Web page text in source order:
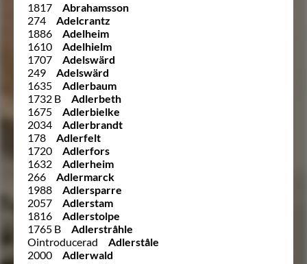
1817
Abrahamsson
274
Adelcrantz
1886
Adelheim
1610
Adelhielm
1707
Adelswärd
249
Adelswärd
1635
Adlerbaum
1732 B
Adlerbeth
1675
Adlerbielke
2034
Adlerbrandt
178
Adlerfelt
1720
Adlerfors
1632
Adlerheim
266
Adlermarck
1988
Adlersparre
2057
Adlerstam
1816
Adlerstolpe
1765 B
Adlerstråhle
Ointroducerad
Adlerståle
2000
Adlerwald